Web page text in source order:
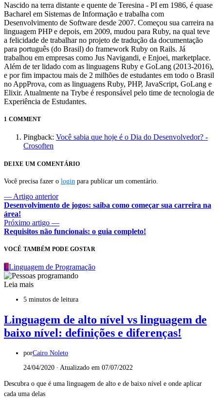
Nascido na terra distante e quente de Teresina - PI em 1986, é quase
Bacharel em Sistemas de Informação e trabalha com
Desenvolvimento de Software desde 2007. Começou sua carreira na
linguagem PHP e depois, em 2009, mudou para Ruby, na qual teve
a felicidade de trabalhar no projeto de tradução da documentação
para português (do Brasil) do framework Ruby on Rails. Já
trabalhou em empresas como Jus Navigandi, e Enjoei, marketplace.
Além de ter lidado com as linguagens Ruby e GoLang (2013-2016),
e por fim impactou mais de 2 milhões de estudantes em todo o Brasil
no AppProva, com as linguagens Ruby, PHP, JavaScript, GoLang e
Elixir. Atualmente na Trybe é responsável pelo time de tecnologia de
Experiência de Estudantes.
1 COMMENT
Pingback: Você sabia que hoje é o Dia do Desenvolvedor? -
Crosoften
DEIXE UM COMENTÁRIO
Você precisa fazer o login para publicar um comentário.
— Artigo anterior
Desenvolvimento de jogos: saiba como começar sua carreira na
área!
Próximo artigo —
Requisitos não funcionais: o guia completo!
VOCÊ TAMBÉM PODE GOSTAR
LLinguagem de Programação
Leia mais
5 minutos de leitura
Linguagem de alto nível vs linguagem de
baixo nível: definições e diferenças!
porCairo Noleto
24/04/2020 ∙ Atualizado em 07/07/2022
Descubra o que é uma linguagem de alto e de baixo nível e onde aplicar
cada uma delas